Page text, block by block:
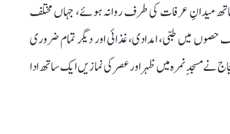
میدانِ عرفات کی طرف روانہ ہوئے، جہاں مختلف
میں طبی، امدادی، غذائی اور دیگر تمام ضروری
نے مسجدِ نمرہ میں ظہر اور عصر کی نمازیں ایک ساتھ ادا